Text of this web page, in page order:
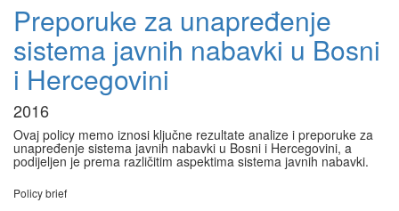
Preporuke za unapređenje
sistema javnih nabavki u Bosni
i Hercegovini
2016
Ovaj policy memo iznosi ključne rezultate analize i preporuke za
unapređenje sistema javnih nabavki u Bosni i Hercegovini, a
podijeljen je prema različitim aspektima sistema javnih nabavki.
Policy brief